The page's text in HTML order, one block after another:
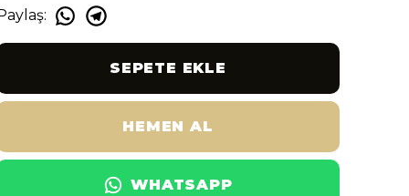
:
SEPETE EKLE
HEMEN AL
WHATSAPP